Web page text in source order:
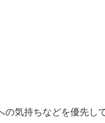
気持ちなどを優先し